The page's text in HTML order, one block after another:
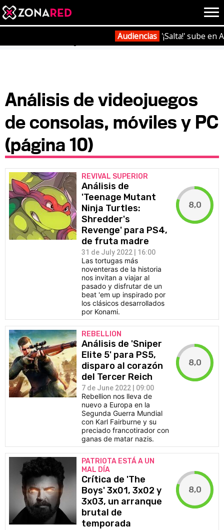
{literal}{/literal}
HOME
OPINIÓN
ANÁLISIS
AVANCES
TRUCOS OCIO
CÓMICS
MANGA
E3
Audiencias '¡Salta!' sube en
Análisis de videojuegos
de consolas, móviles y PC
(página 10)
REVIVAL SUPERIOR
Análisis de
'Teenage Mutant
Ninja Turtles:
Shredder's
Revenge' para PS4,
de fruta madre
31 de July 2022 | 16:00
Las tortugas más
noventeras de la historia
nos invitan a viajar al
pasado y disfrutar de un
beat 'em up inspirado por
los clásicos desarrollados
por Konami.
8,0
REBELLION
Análisis de 'Sniper
Elite 5' para PS5,
disparo al corazón
del Tercer Reich
7 de June 2022 | 09:00
Rebellion nos lleva de
nuevo a Europa en la
Segunda Guerra Mundial
con Karl Fairburne y su
preciado francotirador con
ganas de matar nazis.
8,0
PATRIOTA ESTÁ A UN
MAL DÍA
Crítica de 'The
Boys' 3x01, 3x02 y
3x03, un arranque
brutal de
temporada
8,0